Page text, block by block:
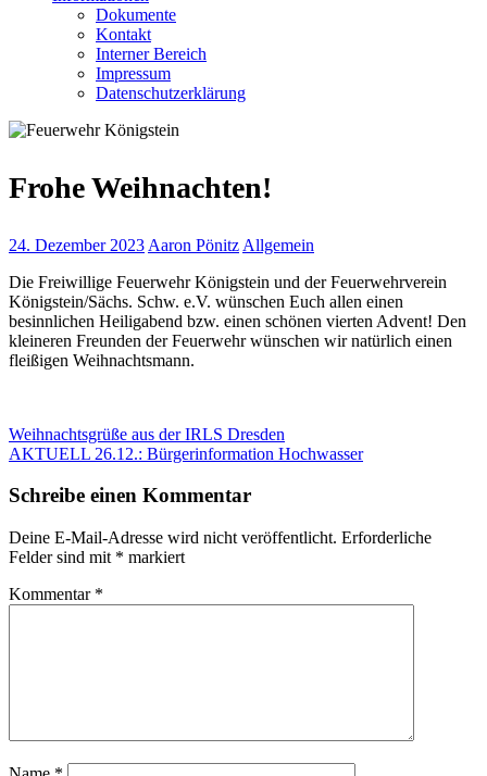
Dokumente
Kontakt
Interner Bereich
Impressum
Datenschutzerklärung
Frohe Weihnachten!
24. Dezember 2023 Aaron Pönitz Allgemein
Die Freiwillige Feuerwehr Königstein und der Feuerwehrverein
Königstein/Sächs. Schw. e.V. wünschen Euch allen einen
besinnlichen Heiligabend bzw. einen schönen vierten Advent! Den
kleineren Freunden der Feuerwehr wünschen wir natürlich einen
fleißigen Weihnachtsmann.
Beitragsnavigation
Vorheriger
Beitrag:
Weihnachtsgrüße aus der IRLS Dresden
Nächster
AKTUELL 26.12.: Bürgerinformation Hochwasser
Schreibe einen Kommentar
Deine E-Mail-Adresse wird nicht veröffentlicht. Erforderliche
Felder sind mit * markiert
Kommentar *